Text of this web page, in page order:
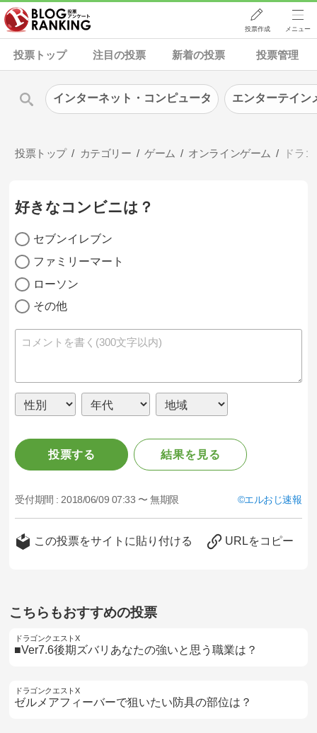
投票作成 メニュー
投票トップ 注目の投票 新着の投票 投票管理
投票トップ カテゴリー ゲーム オンラインゲーム ドラ
好きなコンビニは？
セブンイレブン
ファミリーマート
ローソン
その他
投票する 結果を見る
受付期間 : 2018/06/09 07:33 〜 無期限 エルおじ速報
この投票をサイトに貼り付ける URLをコピー
こちらもおすすめの投票
ドラゴンクエストX
■Ver7.6後期ズバリあなたの強いと思う職業は？
ドラゴンクエストX
ゼルメアフィーバーで狙いたい防具の部位は？
インターネット・コンピュータ エンターテイン